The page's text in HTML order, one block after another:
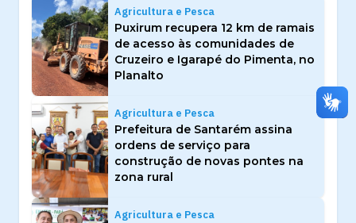
Agricultura e Pesca
Puxirum recupera 12 km de ramais
de acesso às comunidades de
Cruzeiro e Igarapé do Pimenta, no
Planalto
Agricultura e Pesca
Prefeitura de Santarém assina
ordens de serviço para
construção de novas pontes na
zona rural
Agricultura e Pesca